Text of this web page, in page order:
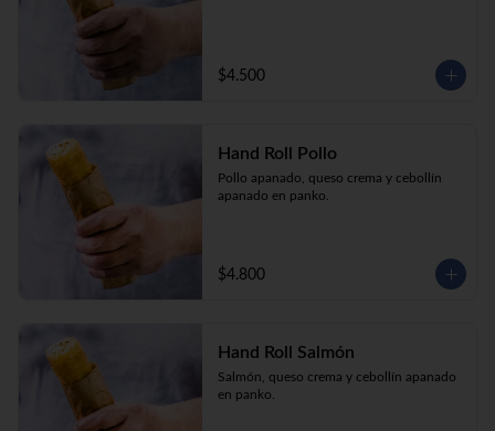
$4.500
Hand Roll Pollo
Pollo apanado, queso crema y cebollín
apanado en panko.
$4.800
Hand Roll Salmón
Salmón, queso crema y cebollín apanado
en panko.